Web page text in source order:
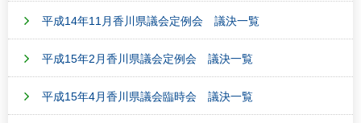
平成14年11月香川県議会定例会 議決一覧
平成15年2月香川県議会定例会 議決一覧
平成15年4月香川県議会臨時会 議決一覧